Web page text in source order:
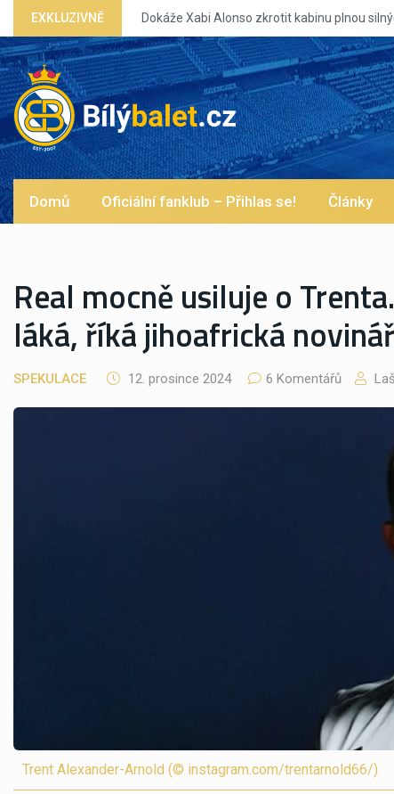
EXKLUZIVNĚ
silných eg?
Domů Oficiální fanklub – Přihlas se! Články
Real mocně usiluje o
láká, říká jihoafrická
SPEKULACE 12. prosince 2024 6 Komentářů
Trent Alexander-Arnold (© instagram.com/trentarnold66/)